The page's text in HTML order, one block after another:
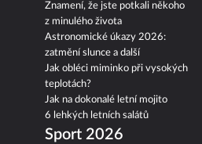
Znamení, že jste potkali někoho
z minulého života
Astronomické úkazy 2026:
zatmění slunce a další
Jak obléci miminko při vysokých
teplotách?
Jak na dokonalé letní mojito
6 lehkých letních salátů
Sport 2026